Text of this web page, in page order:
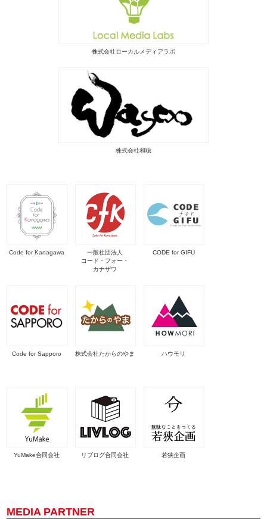
株式会社ローカルメディアラボ
株式会社和聡
Code for Kanagawa
一般社団法人
コード・フォー・
カナザワ
CODE for GIFU
Code for Sapporo 株式会社たからのやま ハウモリ
YuMake合同会社 リブログ合同会社 若狭企画
MEDIA PARTNER